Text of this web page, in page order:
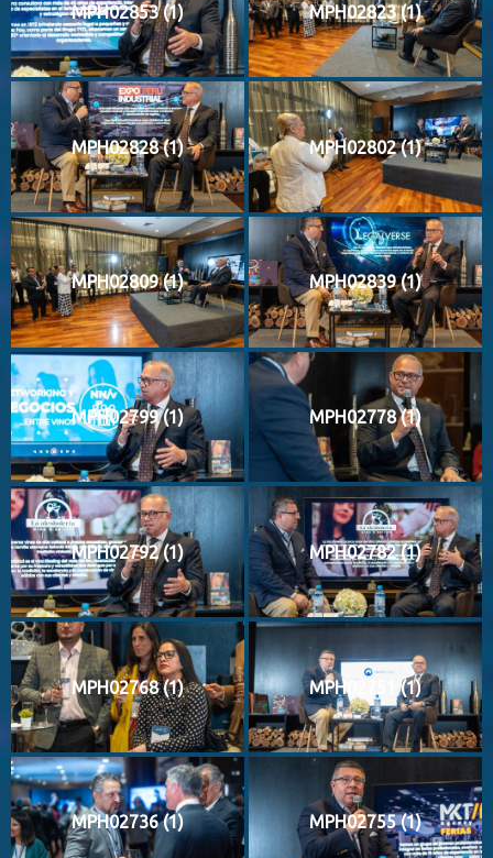
MPH02853 (1) MPH02823 (1)
MPH02828 (1) MPH02802 (1)
MPH02809 (1) MPH02839 (1)
MPH02799 (1) MPH02778 (1)
MPH02792 (1) MPH02782 (1)
MPH02768 (1) MPH02751 (1)
MPH02736 (1) MPH02755 (1)